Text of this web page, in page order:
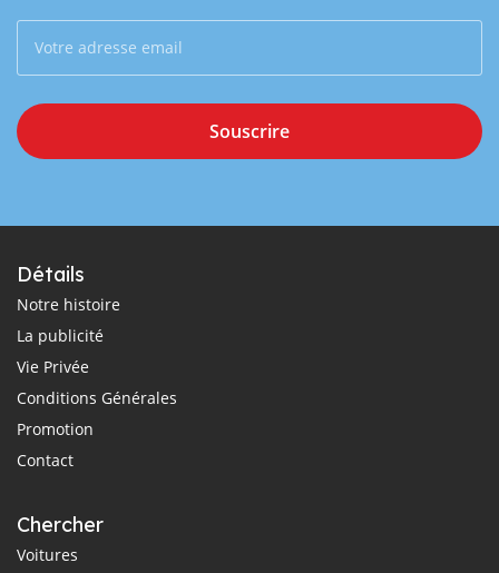
Souscrire
Détails
Notre histoire
La publicité
Vie Privée
Conditions Générales
Promotion
Contact
Chercher
Voitures